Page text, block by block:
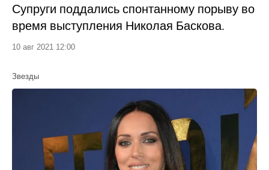
Супруги поддались спонтанному порыву во
время выступления Николая Баскова.
10 авг 2021 12:00
Звезды